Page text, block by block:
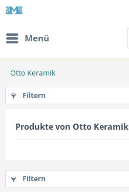
Menü
Otto Keramik
Filtern
Produkte von Otto Keramik
Filtern